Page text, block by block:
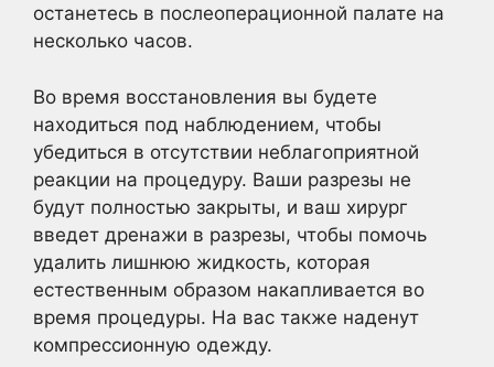
останетесь в послеоперационной палате на
несколько часов.
Во время восстановления вы будете
находиться под наблюдением, чтобы
убедиться в отсутствии неблагоприятной
реакции на процедуру. Ваши разрезы не
будут полностью закрыты, и ваш хирург
введет дренажи в разрезы, чтобы помочь
удалить лишнюю жидкость, которая
естественным образом накапливается во
время процедуры. На вас также наденут
компрессионную одежду.